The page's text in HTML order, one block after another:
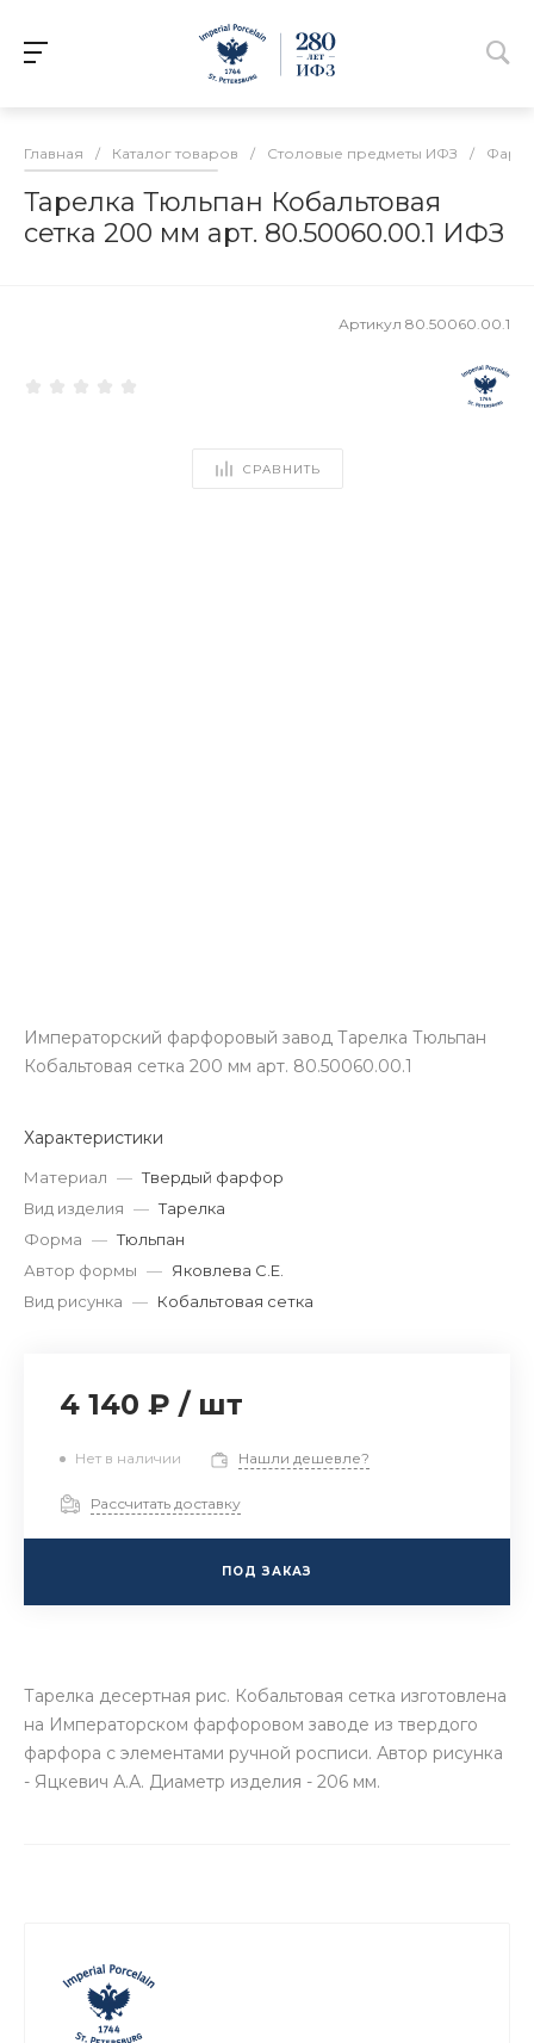
Главная / Каталог товаров / Столовые предметы ИФЗ /
Тарелка Тюльпан Кобальтовая
сетка 200 мм арт. 80.50060.00.1 ИФЗ
Артикул 80.50060.00.1
СРАВНИТЬ
Императорский фарфоровый завод Тарелка Тюльпан
Кобальтовая сетка 200 мм арт. 80.50060.00.1
Характеристики
Материал — Твердый фарфор
Вид изделия — Тарелка
Форма — Тюльпан
Автор формы — Яковлева С.Е.
Вид рисунка — Кобальтовая сетка
4 140 ₽ / шт
Нет в наличии Нашли дешевле?
Рассчитать доставку
ПОД ЗАКАЗ
Тарелка десертная рис. Кобальтовая сетка изготовлена
на Императорском фарфоровом заводе из твердого
фарфора с элементами ручной росписи. Автор рисунка
- Яцкевич А.А. Диаметр изделия - 206 мм.